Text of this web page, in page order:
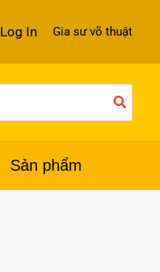
Log In Gia sư võ thuật
Sản phẩm